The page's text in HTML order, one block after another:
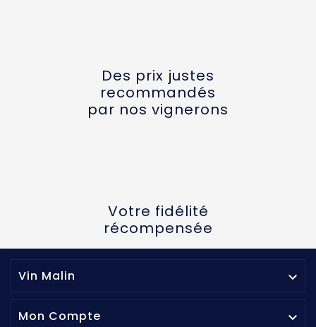
Des prix justes
recommandés
par nos vignerons
Votre fidélité
récompensée
Vin Malin 
Mon Compte 